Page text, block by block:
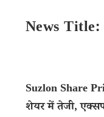
News
Suzlon Share
शेयर में तेजी,